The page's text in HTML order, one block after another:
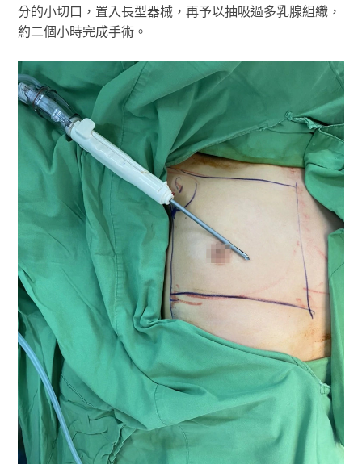
分的小切口，置入長型器械，再予以抽吸過多乳腺組織，
約二個小時完成手術。